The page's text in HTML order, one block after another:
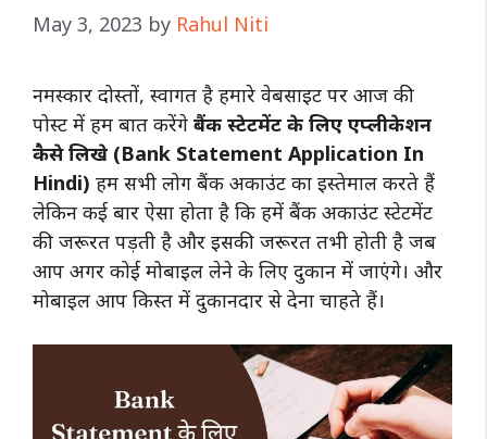
May 3, 2023 by Rahul Niti
नमस्कार दोस्तों, स्वागत है हमारे वेबसाइट पर आज की
पोस्ट में हम बात करेंगे बैंक स्टेटमेंट के लिए एप्लीकेशन
कैसे लिखे (Bank Statement Application In
Hindi) हम सभी लोग बैंक अकाउंट का इस्तेमाल करते हैं
लेकिन कई बार ऐसा होता है कि हमें बैंक अकाउंट स्टेटमेंट
की जरूरत पड़ती है और इसकी जरूरत तभी होती है जब
आप अगर कोई मोबाइल लेने के लिए दुकान में जाएंगे। और
मोबाइल आप किस्त में दुकानदार से देना चाहते हैं।